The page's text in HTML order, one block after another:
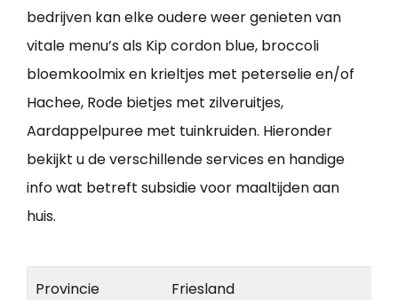
bedrijven kan elke oudere weer genieten van
vitale menu’s als Kip cordon blue, broccoli
bloemkoolmix en krieltjes met peterselie en/of
Hachee, Rode bietjes met zilveruitjes,
Aardappelpuree met tuinkruiden. Hieronder
bekijkt u de verschillende services en handige
info wat betreft subsidie voor maaltijden aan
huis.
Provincie Friesland